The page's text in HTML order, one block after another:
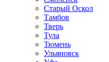
Старый Оскол
Тамбов
Тверь
Тула
Тюмень
Ульяновск